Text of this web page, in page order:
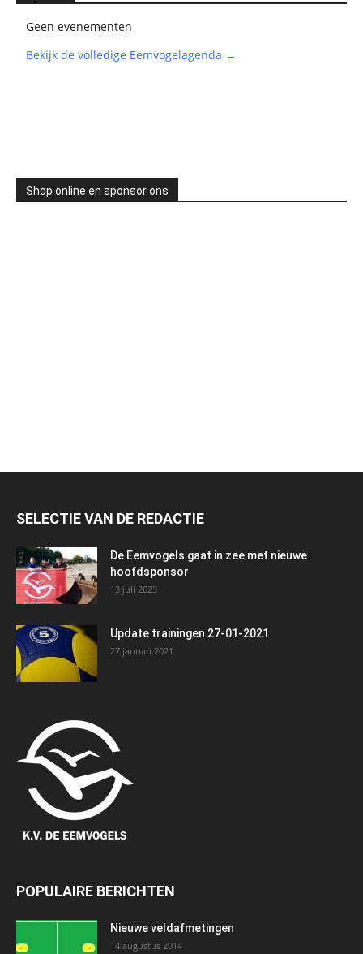
Geen evenementen
Bekijk de volledige Eemvogelagenda →
Shop online en sponsor ons
SELECTIE VAN DE REDACTIE
De Eemvogels gaat in zee met nieuwe
hoofdsponsor
13 juli 2023
Update trainingen 27-01-2021
27 januari 2021
POPULAIRE BERICHTEN
Nieuwe veldafmetingen
14 augustus 2014